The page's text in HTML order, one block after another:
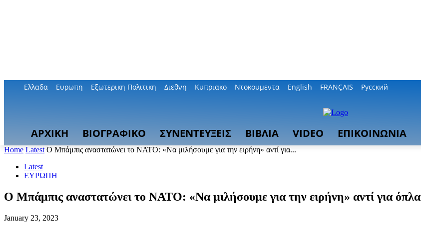
Ελλαδα Ευρωπη Εξωτερικη Πολιτικη Διεθνη Κυπριακο Ντοκουμεντα English FRANÇAIS Русский
ΑΡΧΙΚΗ ΒΙΟΓΡΑΦΙΚΟ ΣΥΝΕΝΤΕΥΞΕΙΣ ΒΙΒΛΙΑ VIDEO ΕΠΙΚΟΙΝΩΝΙΑ
Home Latest Ο Μπάμπις αναστατώνει το ΝΑΤΟ: «Να μιλήσουμε για την ειρήνη» αντί για...
Latest
ΕΥΡΩΠΗ
Ο Μπάμπις αναστατώνει το ΝΑΤΟ: «Να μιλήσουμε για την ειρήνη» αντί για όπλα
January 23, 2023